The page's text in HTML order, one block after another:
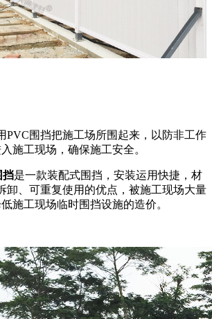
PVC围挡把施工场所围起来，以防非工作
施工现场，确保施工安全。
是一款装配式围挡，安装运用快捷，材
卸、可重复使用的优点，被施工现场大量
施工现场临时围挡设施的造价。